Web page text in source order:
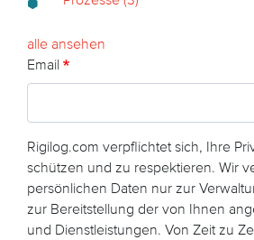
alle ansehen
Email
Rigilog.com verpflichtet sich, Ihre
schützen und zu respektieren. Wir
persönlichen Daten nur zur
zur Bereitstellung der von Ihnen
und Dienstleistungen. Von Zeit zu